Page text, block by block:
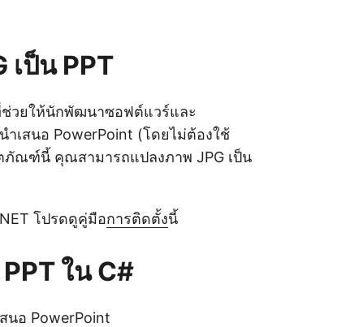
เป็น PPT
ช่วยให้นักพัฒนาซอฟต์แวร์และ
เสนอ PowerPoint (โดยไม่ต้องใช้
ภัณฑ์นี้ คุณสามารถแปลงภาพ JPG เป็น
โปรดดูคู่มือการติดตั้งนี้
ใน C#
นอ PowerPoint